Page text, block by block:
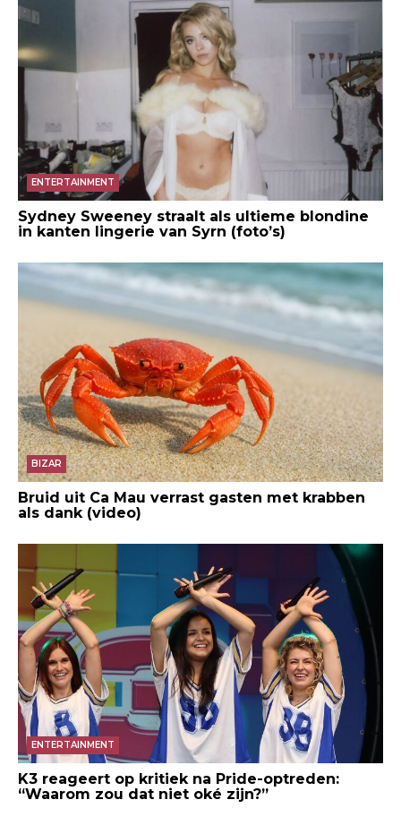
ENTERTAINMENT
Sydney Sweeney straalt als ultieme blondine
in kanten lingerie van Syrn (foto’s)
BIZAR
Bruid uit Ca Mau verrast gasten met krabben
als dank (video)
ENTERTAINMENT
K3 reageert op kritiek na Pride-optreden:
“Waarom zou dat niet oké zijn?”